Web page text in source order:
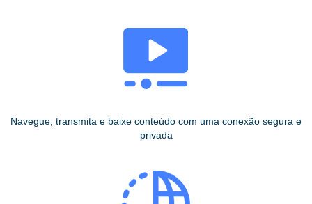
Navegue, transmita e baixe conteúdo com uma conexão segura e
privada